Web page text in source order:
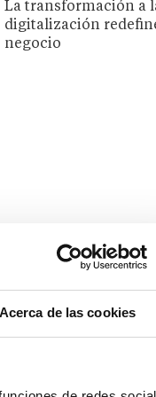
Acerca de las cookies
La transformación a
digitalización
negocio